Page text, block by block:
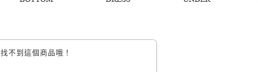
找不到這個商品哦！